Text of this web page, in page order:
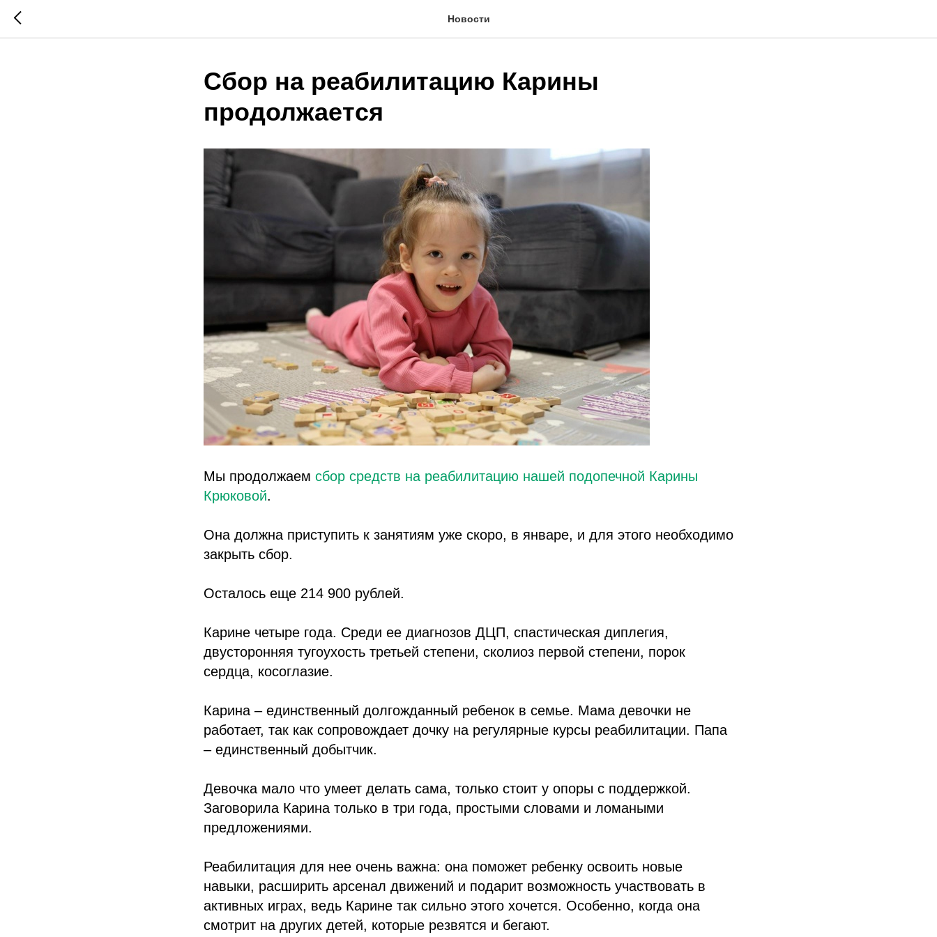
Новости
Сбор на реабилитацию Карины
продолжается
Мы продолжаем сбор средств на реабилитацию нашей подопечной Карины
Крюковой.
Она должна приступить к занятиям уже скоро, в январе, и для этого необходимо
закрыть сбор.
Осталось еще 214 900 рублей.
Карине четыре года. Среди ее диагнозов ДЦП, спастическая диплегия,
двусторонняя тугоухость третьей степени, сколиоз первой степени, порок
сердца, косоглазие.
Карина – единственный долгожданный ребенок в семье. Мама девочки не
работает, так как сопровождает дочку на регулярные курсы реабилитации. Папа
– единственный добытчик.
Девочка мало что умеет делать сама, только стоит у опоры с поддержкой.
Заговорила Карина только в три года, простыми словами и ломаными
предложениями.
Реабилитация для нее очень важна: она поможет ребенку освоить новые
навыки, расширить арсенал движений и подарит возможность участвовать в
активных играх, ведь Карине так сильно этого хочется. Особенно, когда она
смотрит на других детей, которые резвятся и бегают.